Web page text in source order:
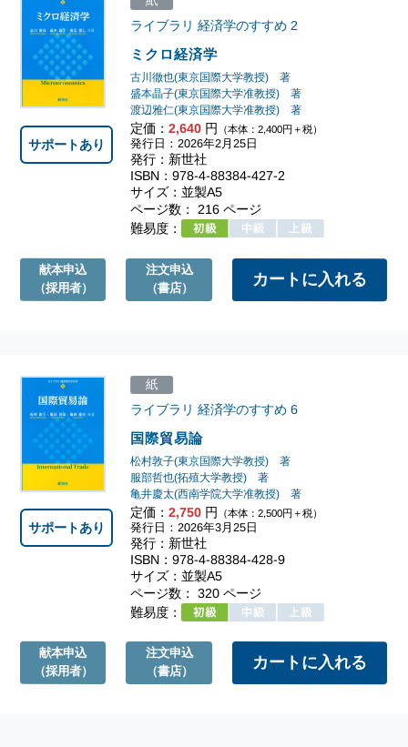
ミクロ経済学
ライブラリ 経済学のすすめ2
古川徹也(東京国際大学教授) 著
盛本晶子(東京国際大学准教授) 著
渡辺雅仁(東京国際大学准教授) 著
定価： 2,640円 （本体：2,400円＋税）
発行日：2026年2月25日
発行：新世社
ISBN：978-4-88384-427-2
サイズ：並製A5
ページ数： 216 ページ
難易度：
サポートあり
献本申込
（採用者）
注文申込
（書店）
国際貿易論
ライブラリ 経済学のすすめ6
松村敦子(東京国際大学教授) 著
服部哲也(拓殖大学教授) 著
亀井慶太(西南学院大学准教授) 著
定価： 2,750円 （本体：2,500円＋税）
紙
発行日：2026年3月25日
発行：新世社
ISBN：978-4-88384-428-9
サイズ：並製A5
ページ数： 320 ページ
難易度：
サポートあり
献本申込
（採用者）
注文申込
（書店）